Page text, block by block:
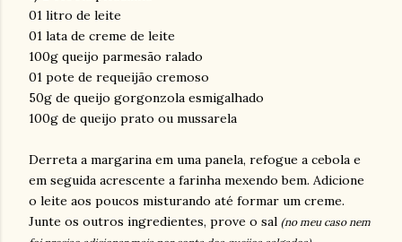
01 litro de leite
01 lata de creme de leite
100g queijo parmesão ralado
01 pote de requeijão cremoso
50g de queijo gorgonzola esmigalhado
100g de queijo prato ou mussarela
Derreta a margarina em uma panela, refogue a cebola e
em seguida acrescente a farinha mexendo bem. Adicione
o leite aos poucos misturando até formar um creme.
Junte os outros ingredientes, prove o sal (no meu caso nem